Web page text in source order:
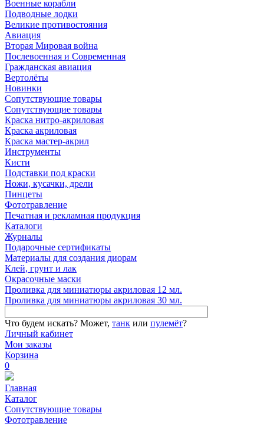
Военные корабли
Подводные лодки
Великие противостояния
Авиация
Вторая Мировая война
Послевоенная и Современная
Гражданская авиация
Вертолёты
Новинки
Сопутствующие товары
Сопутствующие товары
Краска нитро-акриловая
Краска акриловая
Краска мастер-акрил
Инструменты
Кисти
Подставки под краски
Ножи, кусачки, дрели
Пинцеты
Фототравление
Печатная и рекламная продукция
Каталоги
Журналы
Подарочные сертификаты
Материалы для создания диорам
Клей, грунт и лак
Окрасочные маски
Проливка для миниатюры акриловая 12 мл.
Проливка для миниатюры акриловая 30 мл.
Что будем искать? Может, танк или пулемёт?
Личный кабинет
Мои заказы
Корзина
0
Главная
Каталог
Сопутствующие товары
Фототравление